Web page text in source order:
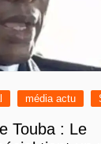
média actu
Touba : Le